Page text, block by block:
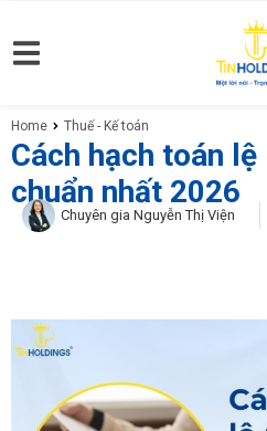
You are here:
Home Thuế - Kế toán
Cách hạch toán
chuẩn nhất 2026
Chuyên gia Nguyễn Thị Viện